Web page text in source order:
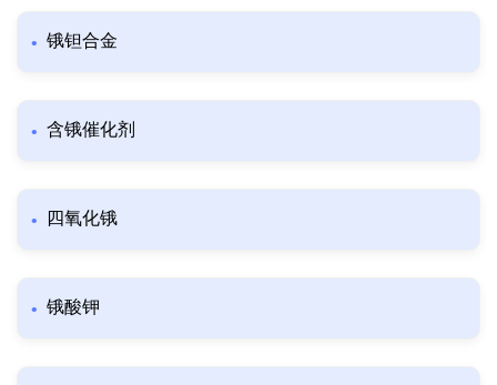
锇钽合金
含锇催化剂
四氧化锇
锇酸钾